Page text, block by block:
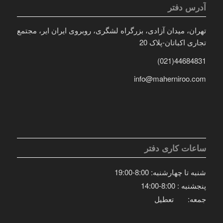
آدرس دفتر
تهران، میدان آزادی، بزرگراه لشگری، روبروی ایران ایر، مجتمع
تجاری اکباتان-پلاک 20
44684831(021)
info@maherniroo.com
ساعات کاری دفتر
شنبه تا چهارشنبه: 8:00-19:00
پنجشنبه : 8:00-14:00
جمعه: تعطیل